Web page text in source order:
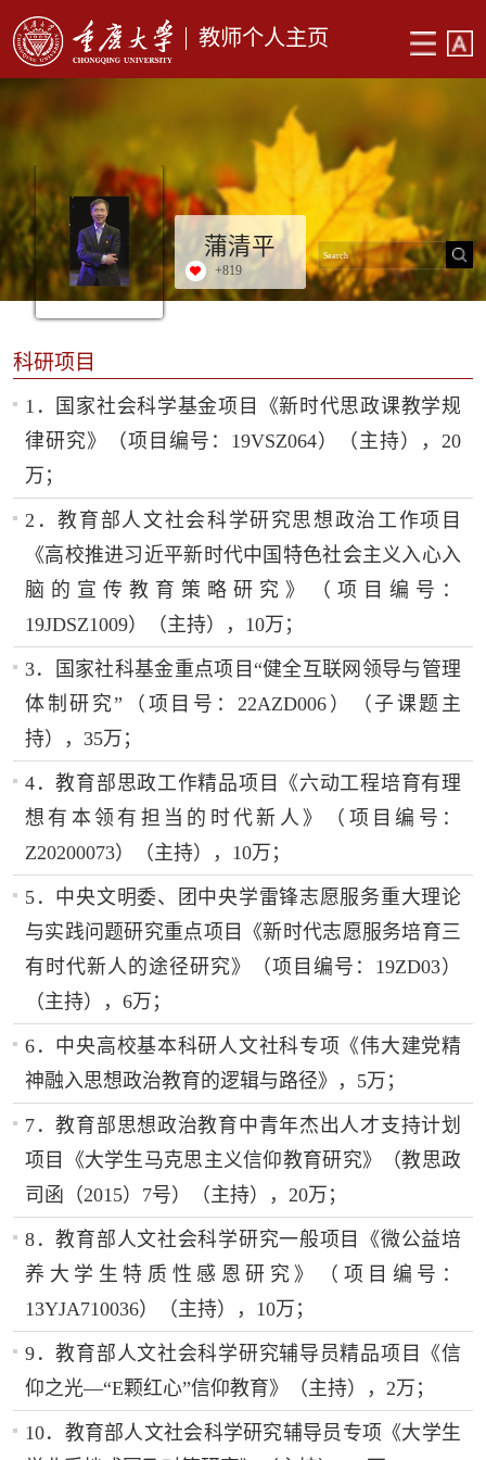
教师个人主页
蒲清平
+819
科研项目
1．国家社会科学基金项目《新时代思政课教学规
律研究》（项目编号：19VSZ064）（主持），20
万；
2．教育部人文社会科学研究思想政治工作项目
《高校推进习近平新时代中国特色社会主义入心入
脑的宣传教育策略研究》（项目编号：
19JDSZ1009）（主持），10万；
3．国家社科基金重点项目“健全互联网领导与管理
体制研究”（项目号：22AZD006）（子课题主
持），35万；
4．教育部思政工作精品项目《六动工程培育有理
想有本领有担当的时代新人》（项目编号：
Z20200073）（主持），10万；
5．中央文明委、团中央学雷锋志愿服务重大理论
与实践问题研究重点项目《新时代志愿服务培育三
有时代新人的途径研究》（项目编号：19ZD03）
（主持），6万；
6．中央高校基本科研人文社科专项《伟大建党精
神融入思想政治教育的逻辑与路径》，5万；
7．教育部思想政治教育中青年杰出人才支持计划
项目《大学生马克思主义信仰教育研究》（教思政
司函（2015）7号）（主持），20万；
8．教育部人文社会科学研究一般项目《微公益培
养大学生特质性感恩研究》（项目编号：
13YJA710036）（主持），10万；
9．教育部人文社会科学研究辅导员精品项目《信
仰之光—“E颗红心”信仰教育》（主持），2万；
10．教育部人文社会科学研究辅导员专项《大学生